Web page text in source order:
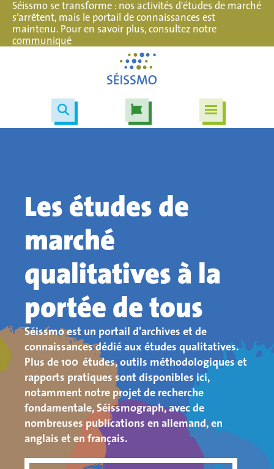
Séissmo se transforme : nos activités d'études de marché
s’arrêtent, mais le portail de connaissances est
maintenu. Pour en savoir plus, consultez notre
communiqué
Les études de
marché
qualitatives à la
portée de tous
Séissmo est un portail d'archives et de
connaissances dédié aux études qualitatives.
Plus de 100 études, outils méthodologiques et
rapports pratiques sont disponibles ici,
notamment notre projet de recherche
fondamentale, Séissmograph, avec de
nombreuses publications en allemand, en
anglais et en français.